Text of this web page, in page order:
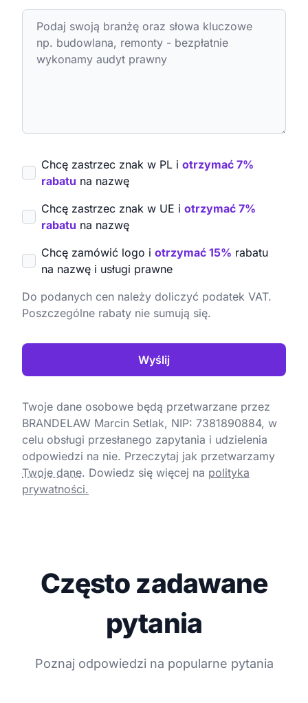
Chcę zastrzec znak w PL i otrzymać 7%
rabatu na nazwę
Chcę zastrzec znak w UE i otrzymać 7%
rabatu na nazwę
Chcę zamówić logo i otrzymać 15% rabatu
na nazwę i usługi prawne
Do podanych cen należy doliczyć podatek VAT.
Poszczególne rabaty nie sumują się.
Wyślij
Twoje dane osobowe będą przetwarzane przez
BRANDELAW Marcin Setlak, NIP: 7381890884, w
celu obsługi przesłanego zapytania i udzielenia
odpowiedzi na nie. Przeczytaj jak przetwarzamy
Twoje dane. Dowiedz się więcej na polityka
prywatności.
Często zadawane
pytania
Poznaj odpowiedzi na popularne pytania